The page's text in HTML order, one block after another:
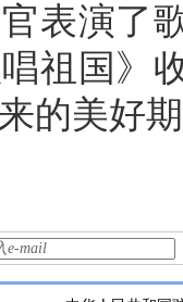
表演了
祖国》
的美好